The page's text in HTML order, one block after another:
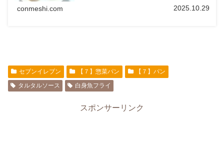
conmeshi.com 2025.10.29
セブンイレブン 【７】惣菜パン
【７】パン
タルタルソース
白身魚フライ
スポンサーリンク